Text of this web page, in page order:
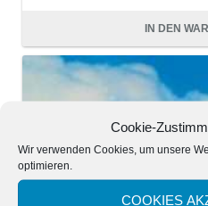
Cookie-
Wir verwenden Cookies, um unsere
optimieren.
COOKIES
zzgl.
IN DEN